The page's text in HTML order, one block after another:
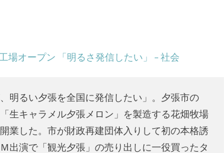
場オープン 「明るさ発信したい」 – 社会
明るい夕張を全国に発信したい」。夕張市の
生キャラメル夕張メロン」を製造する花畑牧場
業した。市が財政再建団体入りして初の本格誘
出演で「観光夕張」の売り出しに一役買ったタ